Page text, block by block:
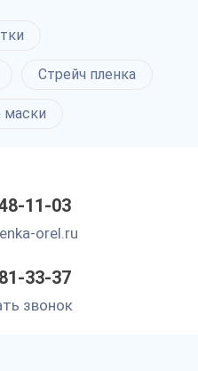
Стрейч пленка
11-03
orel.ru
33-37
звонок